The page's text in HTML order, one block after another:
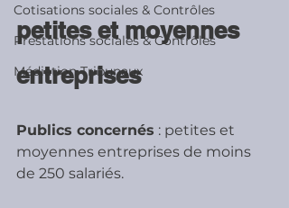
Cotisations sociales & Contrôles
Prestations sociales & Contrôles
Médiation Tribunaux
petites et moyennes
entreprises
Publics concernés : petites et
moyennes entreprises de moins
de 250 salariés.